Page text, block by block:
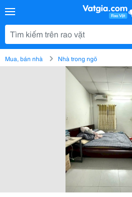
Mua, bán nhà Nhà trong ngõ